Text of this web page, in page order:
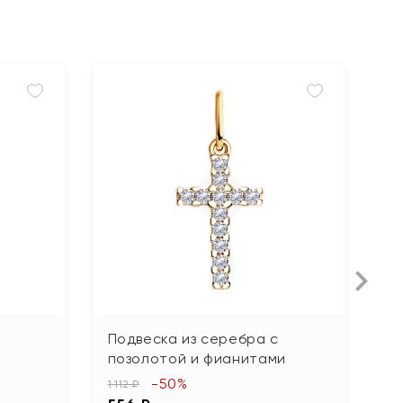
Подвеска из серебра с
позолотой и фианитами
1 112 ₽ -50%